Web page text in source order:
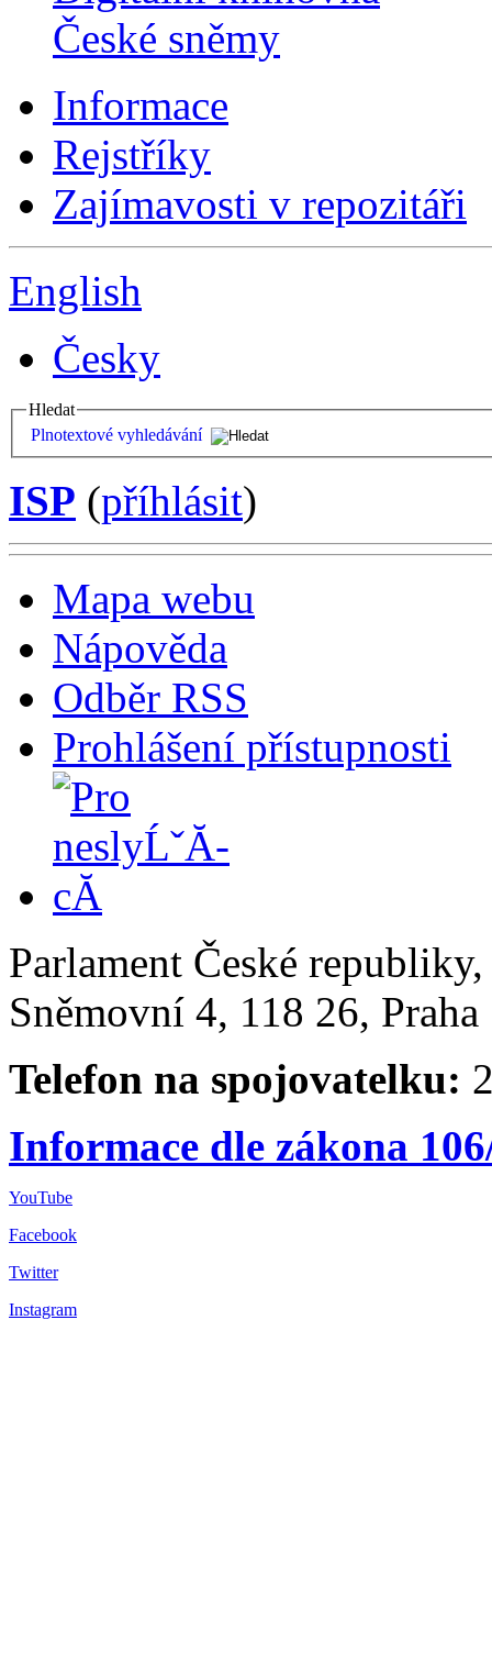
České sněmy
Informace
Rejstříky
Zajímavosti v repozitáři
English
Česky
Hledat
Plnotextové vyhledávání
ISP (příhlásit)
Mapa webu
Nápověda
Odběr RSS
Prohlášení přístupnosti
Parlament České
Sněmovní 4, 118 26,
Telefon na spojovatelku:
Informace dle zákona
YouTube
Facebook
Twitter
Instagram